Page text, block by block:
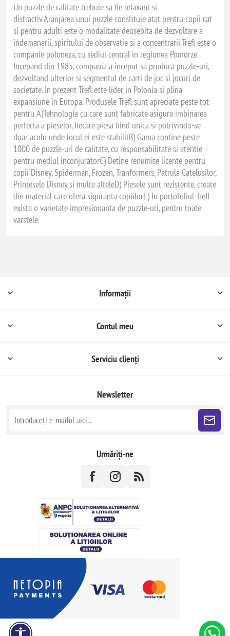
Un puzzle de calitate trebuie sa fie relaxant si
distractiv.Aranjarea unui puzzle constituie atat pentru copii cat
si pentru adulti este o modalitate deosebita de dezvoltare a
indemanarii, spiritului de observatie si a concentrarii.Trefl este o
companie poloneza, cu sediul central in regiunea Pomorze.
Incepand din 1985, compania a inceput sa produca puzzle-uri,
dezvoltand ulterior si segmentul de carti de joc si jocuri de
societate. In prezent Trefl este lider in Polonia si plina
expansiune in Europa. Produsele Trefl sunt apreciate peste tot
pentru A)Tehnologia cu care sunt fabricate asigura imbinarea
perfecta a pieselor, fiecare piesa fiind unica si potrivindu-se
doar acolo unde locul ei este stabilitB) Gama contine peste
1000 de puzzle-uri de calitate, cu responsabilitate si atentie
pentru mediul inconjuratorC) Detine renumite licente pentru
copii Disney, Spiderman, Frozen, Tranformers, Patrula Catelusilor,
Printesele Disney si multe alteleD) Piesele sunt rezistente, create
din material care ofera siguranta copiilorE) In portofoliul Trefl
exista o varietate impresionanta de puzzle-uri, pentru toate
varstele.
Informații
Contul meu
Serviciu clienți
Newsletter
Urmăriți-ne